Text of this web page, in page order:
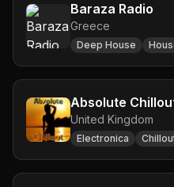
Baraza Radio
Greece
Deep House
Absolute
United Kingdom
Electronica